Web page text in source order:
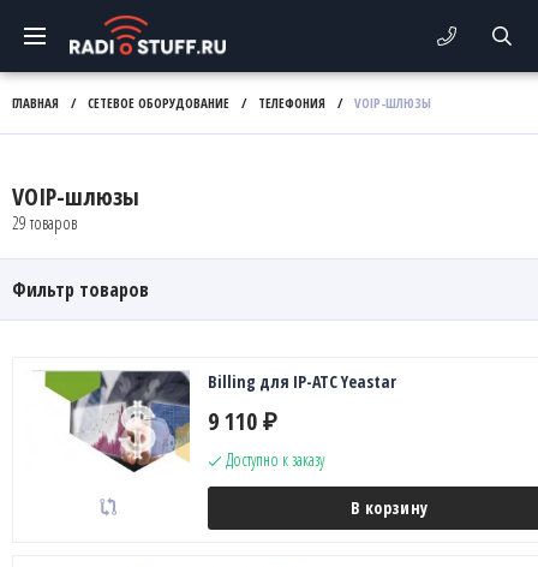
ГЛАВНАЯ / СЕТЕВОЕ ОБОРУДОВАНИЕ / ТЕЛЕФОНИЯ / VOIP-ШЛЮЗЫ
VOIP-шлюзы
29 товаров
Фильтр товаров
Billing для IP-АТС Yeastar
9 110 ₽
Доступно к заказу
В корзину